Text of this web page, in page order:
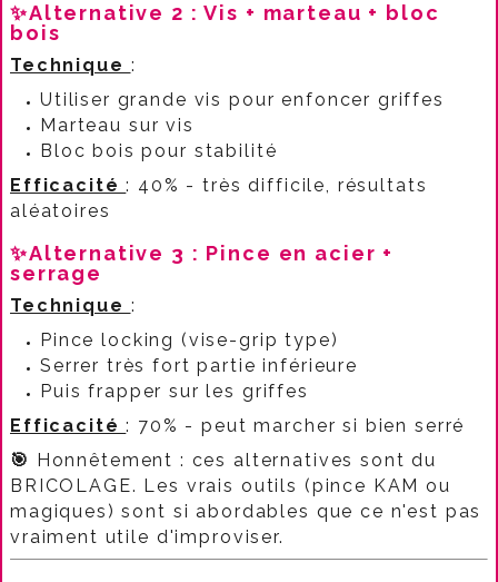
✨Alternative 2 : Vis + marteau + bloc
bois
Technique :​
Utiliser grande vis pour enfoncer griffes
Marteau sur vis
Bloc bois pour stabilité​
Efficacité: 40% - très difficile, résultats
aléatoires​
✨Alternative 3 : Pince en acier +
serrage
Technique :​
Pince locking (vise-grip type)
Serrer très fort partie inférieure
Puis frapper sur les griffes​
Efficacité: 70% - peut marcher si bien serré​
🎯 Honnêtement : ces alternatives sont du
BRICOLAGE. Les vrais outils (pince KAM ou
magiques) sont si abordables que ce n'est pas
vraiment utile d'improviser.​